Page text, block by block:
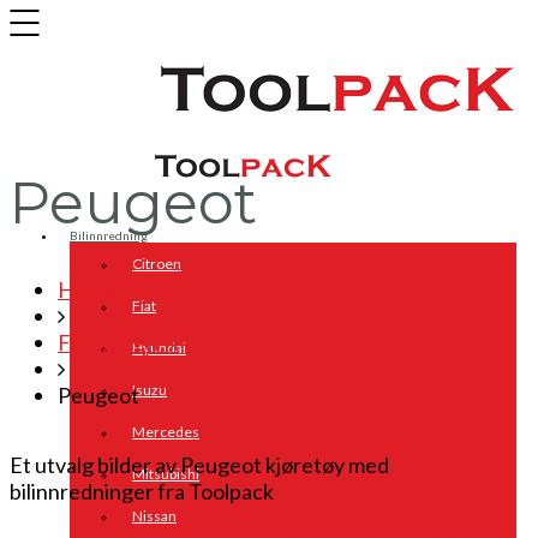
Bilinnredning
Citroen
Fiat
Hyundai
Isuzu
Mercedes
Mitsubishi
Nissan
Peugeot
Home
Fotogalleri_x
Peugeot
Et utvalg bilder av Peugeot kjøretøy med
bilinnredninger fra Toolpack